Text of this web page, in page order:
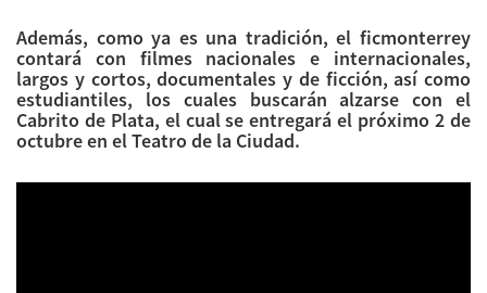
Además, como ya es una tradición, el ficmonterrey
contará con filmes nacionales e internacionales,
largos y cortos, documentales y de ficción, así como
estudiantiles, los cuales buscarán alzarse con el
Cabrito de Plata, el cual se entregará el próximo 2 de
octubre en el Teatro de la Ciudad.